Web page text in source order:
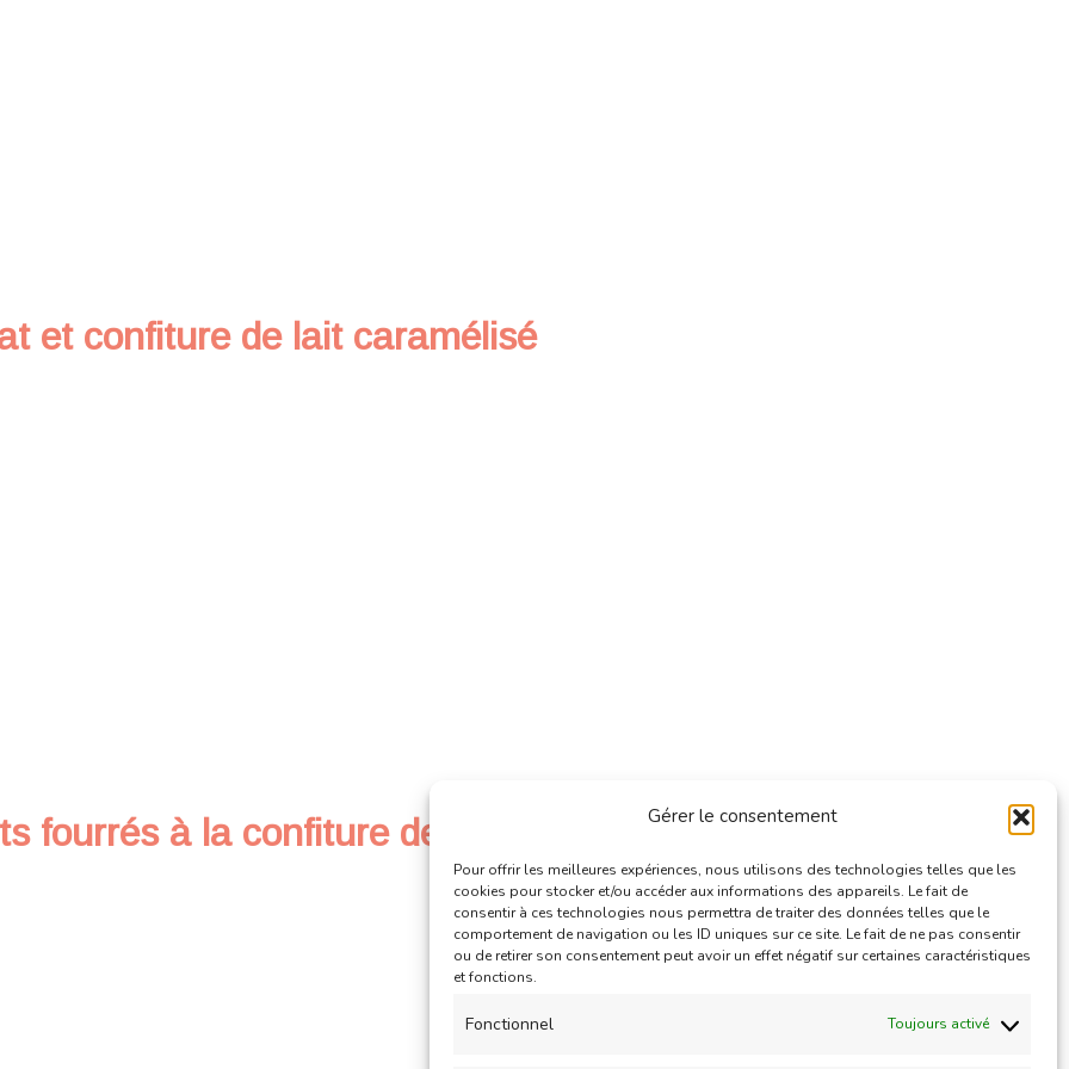
Gérer le consentement
Pour offrir les meilleures expériences, nous utilisons des technologies telles que les
cookies pour stocker et/ou accéder aux informations des appareils. Le fait de
consentir à ces technologies nous permettra de traiter des données telles que le
comportement de navigation ou les ID uniques sur ce site. Le fait de ne pas consentir
ou de retirer son consentement peut avoir un effet négatif sur certaines caractéristiques
et fonctions.
Fonctionnel Toujours activé
et confiture de lait caramélisé
fourrés à la confiture de fraise